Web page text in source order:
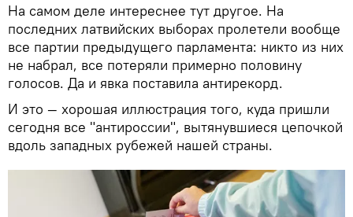
На самом деле интереснее тут другое. На
последних латвийских выборах пролетели вообще
все партии предыдущего парламента: никто из них
не набрал, все потеряли примерно половину
голосов. Да и явка поставила антирекорд.
И это — хорошая иллюстрация того, куда пришли
сегодня все "антироссии", вытянувшиеся цепочкой
вдоль западных рубежей нашей страны.